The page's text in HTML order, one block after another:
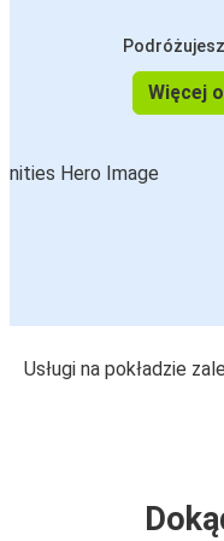
Więcej
Usługi na pokładzie